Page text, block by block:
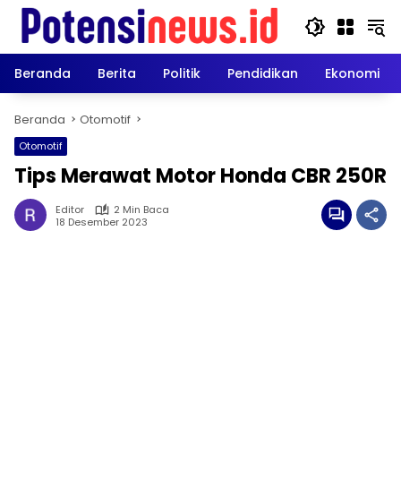
Langsung
konten
Beranda
Berita Politik Pendidikan Ekonomi
Beranda Otomotif
Otomotif
Tips Merawat Motor Honda CBR 250R
Editor
2 Min Baca
18 Desember 2023